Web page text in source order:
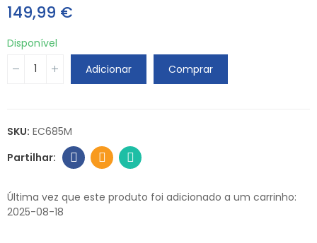
149,99 €
Disponível
Adicionar
Comprar
SKU: EC685M
Última vez que este produto foi adicionado a um carrinho:
2025-08-18